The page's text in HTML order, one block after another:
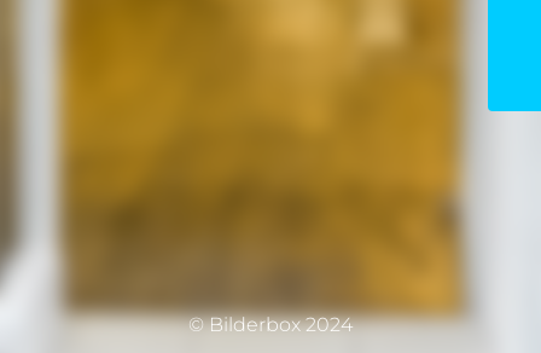
© Bilderbox 2024